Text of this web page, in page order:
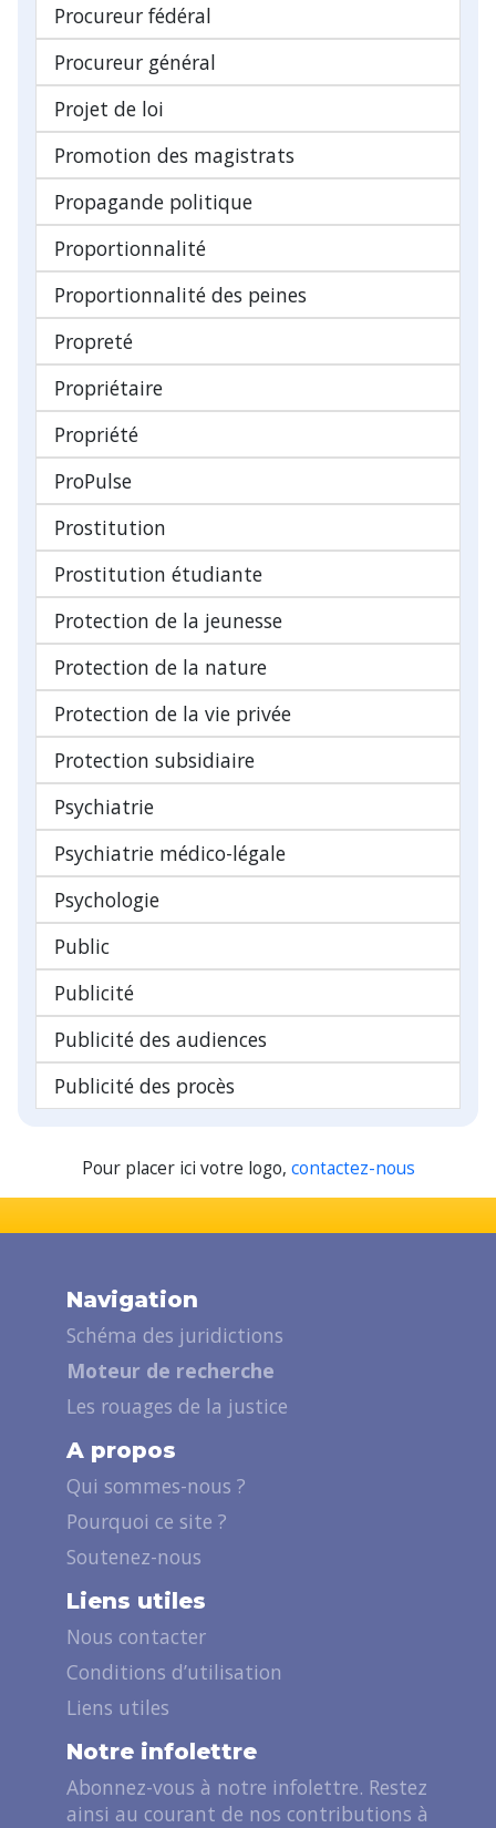
Procureur fédéral
Procureur général
Projet de loi
Promotion des magistrats
Propagande politique
Proportionnalité
Proportionnalité des peines
Propreté
Propriétaire
Propriété
ProPulse
Prostitution
Prostitution étudiante
Protection de la jeunesse
Protection de la nature
Protection de la vie privée
Protection subsidiaire
Psychiatrie
Psychiatrie médico-légale
Psychologie
Public
Publicité
Publicité des audiences
Publicité des procès
Pour placer ici votre logo, contactez-nous
Navigation
Schéma des juridictions
Moteur de recherche
Les rouages de la justice
A propos
Qui sommes-nous ?
Pourquoi ce site ?
Soutenez-nous
Liens utiles
Nous contacter
Conditions d’utilisation
Liens utiles
Notre infolettre
Abonnez-vous à notre infolettre. Restez
ainsi au courant de nos contributions à